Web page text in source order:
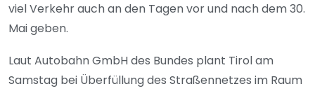
viel Verkehr auch an den Tagen vor und nach dem 30.
Mai geben.
Laut Autobahn GmbH des Bundes plant Tirol am
Samstag bei Überfüllung des Straßennetzes im Raum